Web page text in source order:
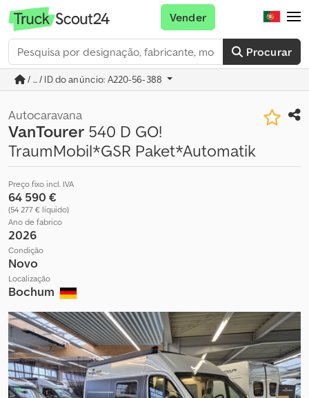
Procurar
Vender
/ ... / ID do anúncio: A220-56-388
Autocaravana
VanTourer 540 D GO!
TraumMobil*GSR Paket*Automatik
Preço fixo incl. IVA
64 590 €
(54 277 € líquido)
Ano de fabrico
2026
Condição
Novo
Localização
Bochum